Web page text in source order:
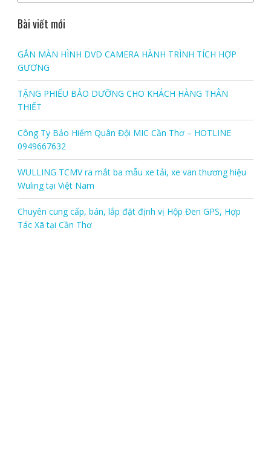
Bài viết mới
GẮN MÀN HÌNH DVD CAMERA HÀNH TRÌNH TÍCH HỢP
GƯƠNG
TẶNG PHIẾU BẢO DƯỠNG CHO KHÁCH HÀNG THÂN
THIẾT
Công Ty Bảo Hiểm Quân Đội MIC Cần Thơ – HOTLINE
0949667632
WULLING TCMV ra mắt ba mẫu xe tải, xe van thương hiệu
Wuling tại Việt Nam
Chuyên cung cấp, bán, lắp đặt định vị Hộp Đen GPS, Hợp
Tác Xã tại Cần Thơ